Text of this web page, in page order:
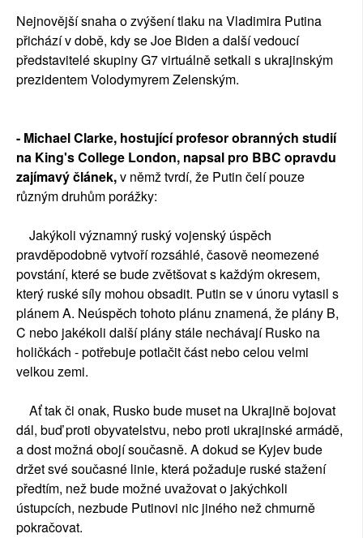
Nejnovější snaha o zvýšení tlaku na Vladimira Putina
přichází v době, kdy se Joe Biden a další vedoucí
představitelé skupiny G7 virtuálně setkali s ukrajinským
prezidentem Volodymyrem Zelenským.
- Michael Clarke, hostující profesor obranných studií
na King's College London, napsal pro BBC opravdu
zajímavý článek,v němž tvrdí, že Putin čelí pouze
různým druhům porážky:
Jakýkoli významný ruský vojenský úspěch
pravděpodobně vytvoří rozsáhlé, časově neomezené
povstání, které se bude zvětšovat s každým okresem,
který ruské síly mohou obsadit. Putin se v únoru vytasil s
plánem A. Neúspěch tohoto plánu znamená, že plány B,
C nebo jakékoli další plány stále nechávají Rusko na
holičkách - potřebuje potlačit část nebo celou velmi
velkou zemi.
Ať tak či onak, Rusko bude muset na Ukrajině bojovat
dál, buď proti obyvatelstvu, nebo proti ukrajinské armádě,
a dost možná obojí současně. A dokud se Kyjev bude
držet své současné linie, která požaduje ruské stažení
předtím, než bude možné uvažovat o jakýchkoli
ústupcích, nezbude Putinovi nic jiného než chmurně
pokračovat.